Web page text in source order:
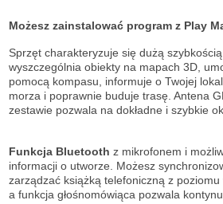
Możesz zainstalować program z Play
Sprzęt charakteryzuje się dużą szybkością
wyszczególnia obiekty na mapach 3D,
pomocą kompasu, informuje o Twojej
morza i poprawnie buduje trasę. Antena
zestawie pozwala na dokładne i szybkie
Funkcja Bluetooth z mikrofonem i
informacji o utworze. Możesz
zarządzać książką telefoniczną z
a funkcja głośnomówiąca pozwala